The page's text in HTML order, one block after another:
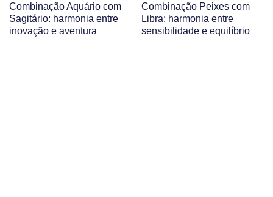
Combinação Aquário com
Sagitário: harmonia entre
inovação e aventura
Combinação Peixes com
Libra: harmonia entre
sensibilidade e equilíbrio